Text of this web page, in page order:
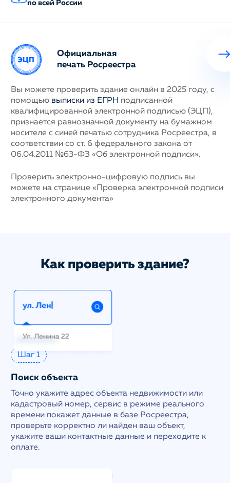
по всей России
Официальная
печать Росреестра
Вы можете проверить здание онлайн в 2025 году, с
помощью выписки из ЕГРН подписанной
квалифицированной электронной подписью (ЭЦП),
признается равнозначной документу на бумажном
носителе с синей печатью сотрудника Росреестра, в
соответствии со ст. 6 федерального закона от
06.04.2011 №63-ФЗ «Об электронной подписи».
Проверить электронно-цифровую подпись вы
можете на странице «Проверка электронной подписи
электронного документа»
Как проверить здание?
Шаг 1
Поиск объекта
Точно укажите адрес объекта недвижимости или
кадастровый номер, сервис в режиме реального
времени покажет данные в базе Росреестра,
проверьте корректно ли найден ваш объект,
укажите ваши контактные данные и переходите к
оплате.